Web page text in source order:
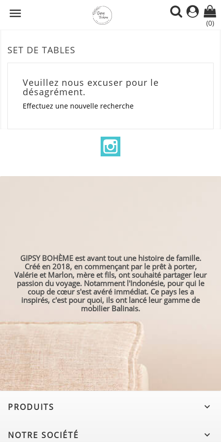

(0)
SET DE TABLES
Veuillez nous excuser pour le
désagrément.
Effectuez une nouvelle recherche
GIPSY BOHÈME est avant tout une histoire de famille.
Créé en 2018, en commençant par le prêt à porter,
Valérie et Marlon, mère et fils, ont souhaité partager leur
passion du voyage. Notamment l'Indonésie, pour qui le
coup de cœur s'est avéré immédiat. Ce pays les a
inspirés, c'est pour quoi, ils ont lancé leur gamme de
mobilier Balinais.
PRODUITS 
NOTRE SOCIÉTÉ 